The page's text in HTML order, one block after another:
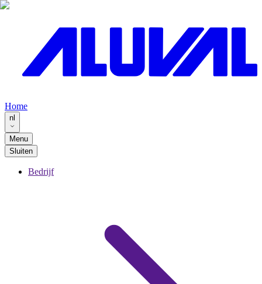
Home
nl
Menu
Sluiten
Bedrijf